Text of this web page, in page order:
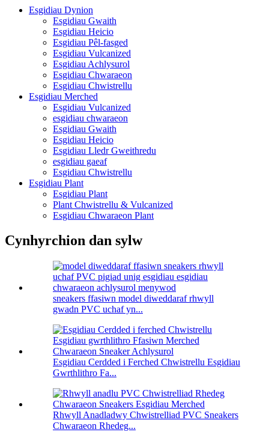
Esgidiau Dynion
Esgidiau Gwaith
Esgidiau Heicio
Esgidiau Pêl-fasged
Esgidiau Vulcanized
Esgidiau Achlysurol
Esgidiau Chwaraeon
Esgidiau Chwistrellu
Esgidiau Merched
Esgidiau Vulcanized
esgidiau chwaraeon
Esgidiau Gwaith
Esgidiau Heicio
Esgidiau Lledr Gweithredu
esgidiau gaeaf
Esgidiau Chwistrellu
Esgidiau Plant
Esgidiau Plant
Plant Chwistrellu & Vulcanized
Esgidiau Chwaraeon Plant
Cynhyrchion dan sylw
sneakers ffasiwn model diweddaraf rhwyll
gwadn PVC uchaf yn...
Esgidiau Cerdded i Ferched Chwistrellu Esgidiau
Gwrthlithro Fa...
Rhwyll Anadladwy Chwistrelliad PVC Sneakers
Chwaraeon Rhedeg...